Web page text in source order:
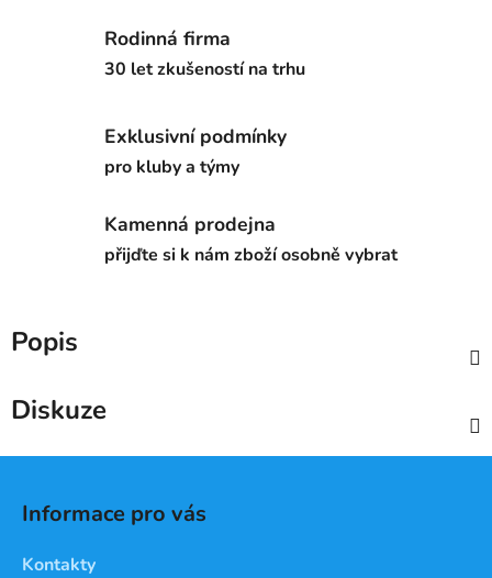
Rodinná firma
30 let zkušeností na trhu
Exklusivní podmínky
pro kluby a týmy
Kamenná prodejna
přijďte si k nám zboží osobně vybrat
Popis
Diskuze
Informace pro vás
Kontakty